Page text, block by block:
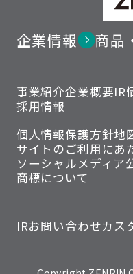
企業情報 商品
事業紹介企業概要IR
採用情報
個人情報保護方針地
サイトのご利用にあ
ソーシャルメディア
商標について
IRお問い合わせカス